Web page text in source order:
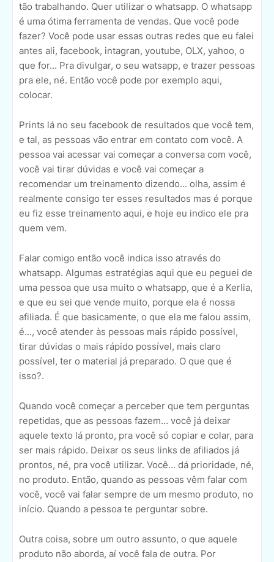
tão trabalhando. Quer utilizar o whatsapp. O whatsapp
é uma ótima ferramenta de vendas. Que você pode
fazer? Você pode usar essas outras redes que eu falei
antes ali, facebook, intagran, youtube, OLX, yahoo, o
que for... Pra divulgar, o seu watsapp, e trazer pessoas
pra ele, né. Então você pode por exemplo aqui,
colocar.
Prints lá no seu facebook de resultados que você tem,
e tal, as pessoas vão entrar em contato com você. A
pessoa vai acessar vai começar a conversa com você,
você vai tirar dúvidas e você vai começar a
recomendar um treinamento dizendo... olha, assim é
realmente consigo ter esses resultados mas é porque
eu fiz esse treinamento aqui, e hoje eu indico ele pra
quem vem.
Falar comigo então você indica isso através do
whatsapp. Algumas estratégias aqui que eu peguei de
uma pessoa que usa muito o whatsapp, que é a Kerlia,
e que eu sei que vende muito, porque ela é nossa
afiliada. É que basicamente, o que ela me falou assim,
é..., você atender às pessoas mais rápido possível,
tirar dúvidas o mais rápido possível, mais claro
possível, ter o material já preparado. O que que é
isso?.
Quando você começar a perceber que tem perguntas
repetidas, que as pessoas fazem... você já deixar
aquele texto lá pronto, pra você só copiar e colar, para
ser mais rápido. Deixar os seus links de afiliados já
prontos, né, pra você utilizar. Você... dá prioridade, né,
no produto. Então, quando as pessoas vêm falar com
você, você vai falar sempre de um mesmo produto, no
início. Quando a pessoa te perguntar sobre.
Outra coisa, sobre um outro assunto, o que aquele
produto não aborda, aí você fala de outra. Por